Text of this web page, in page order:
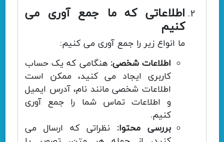
اطلاعاتی که ما جمع آوری می
کنیم
ما انواع زیر را جمع آوری می کنیم:
اطلاعات شخصی: هنگامی که یک حساب
کاربری ایجاد می کنید، ممکن است
اطلاعات شخصی مانند نام، آدرس ایمیل
و اطلاعات تماس شما را جمع آوری
کنیم.
بررسی محتوا: نظراتی که ارسال می